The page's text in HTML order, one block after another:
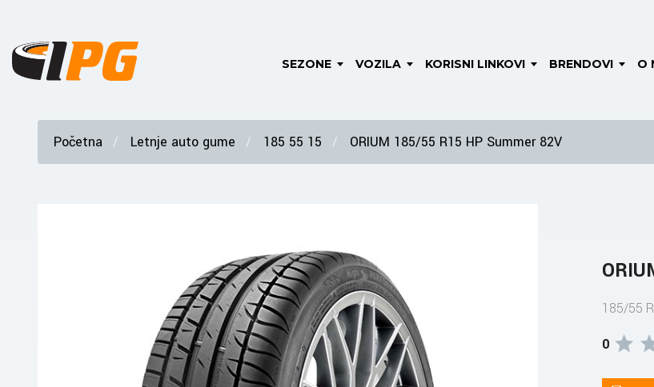
SEZONE VOZILA KORISNI LINKOVI BRENDOVI O
Početna Letnje auto gume 185 55 15 ORIUM 185/55 R15 HP Summer 82V
185/55
0